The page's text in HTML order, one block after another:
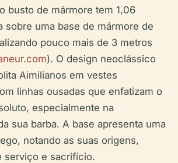
busto de mármore tem 1,06
sobre uma base de mármore de
pouco mais de 3 metros
). O design neoclássico
Aimilianos em vestes
linhas ousadas que enfatizam o
especialmente na
sua barba. A base apresenta uma
notando as suas origens,
serviço e sacrifício.